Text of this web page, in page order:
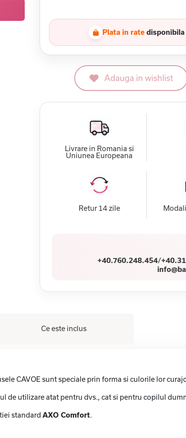
Plata in rate
Adauga in wishlist
Livrare in Romania si
Uniunea Europeana
Retur 14 zile
+40.760.248.454/
Ce este inclus
CAVOE sunt speciale prin forma si culorile lor
de utilizare atat pentru dvs., cat si pentru copilul
standard AXO Comfort.